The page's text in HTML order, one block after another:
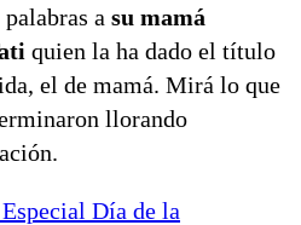
a su mamá
quien la ha dado el título
el de mamá. Mirá lo que
llorando
Día de la